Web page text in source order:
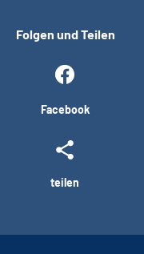
Folgen und Teilen
Facebook
teilen